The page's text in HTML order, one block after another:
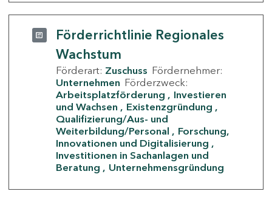
Förderrichtlinie Regionales
Wachstum
Förderart: Zuschuss Fördernehmer:
Unternehmen Förderzweck:
Arbeitsplatzförderung
Investieren
und Wachsen
Existenzgründung
Qualifizierung/Aus- und
Weiterbildung/Personal
Forschung,
Innovationen und Digitalisierung
Investitionen in Sachanlagen und
Beratung
Unternehmensgründung